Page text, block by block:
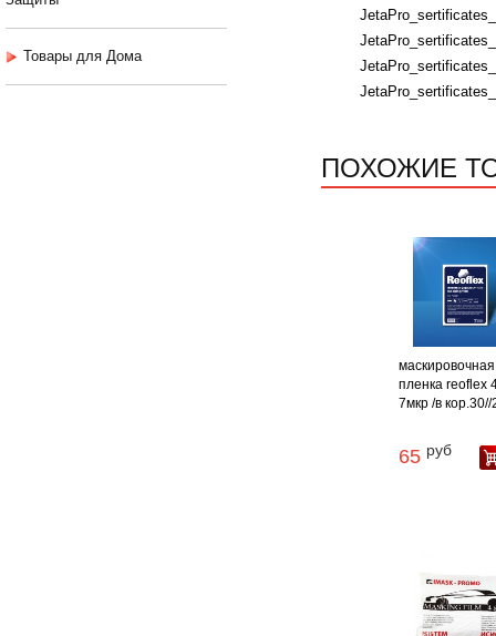
Товары для Дома
ПОХОЖИЕ
маскировочная
пленка reoflex
7мкр /в
65 руб